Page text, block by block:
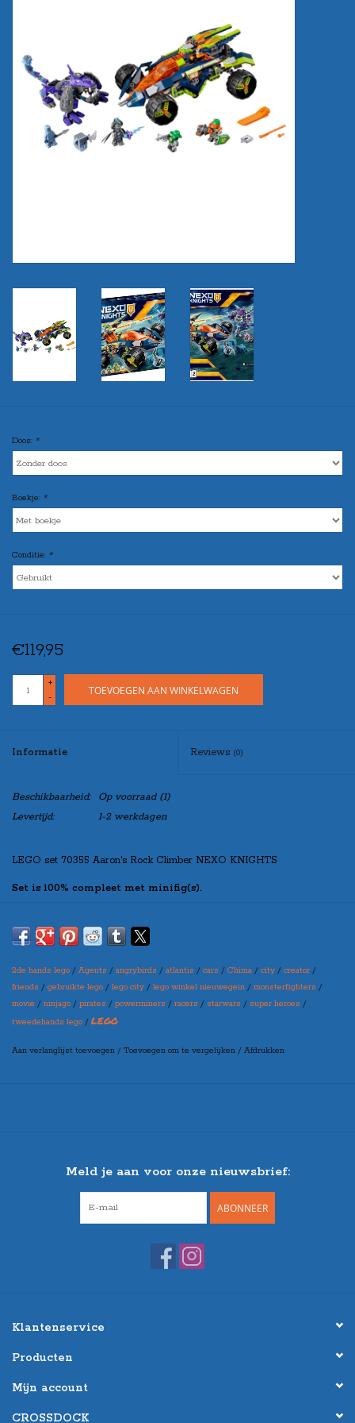
Doos: *
Boekje: *
Conditie: *
€119,95
+
-
TOEVOEGEN AAN WINKELWAGEN
Informatie Reviews (0)
Beschikbaarheid: Op voorraad(1)
Levertijd:
1-2 werkdagen
LEGO set 70355 Aaron's Rock Climber NEXO KNIGHTS
Set is 100% compleet met minifig(s).
in een blanco doos, zo kunt u de set toch leuk cadeau doen!
Maak bovenaan uw selectie in welke variant u de set wilt
ontvangen
(Let op: er kan een prijswijziging ontstaan per variant)
2de hands lego / Agents / angrybirds / atlantis / cars / Chima / city / creator /
friends / gebruikte lego / lego city / lego winkel nieuwegein / monsterfighters /
movie / ninjago / pirates / powerminers / racers / starwars / super heroes /
tweedehands lego / LEGO
Aan verlanglijst toevoegen / Toevoegen om te vergelijken / Afdrukken
Meld je aan voor onze nieuwsbrief:
ABONNEER
Klantenservice
Producten
Mijn account
CROSSDOCK